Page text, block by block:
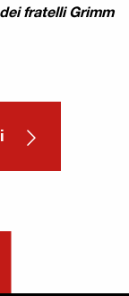
fratelli Grimm